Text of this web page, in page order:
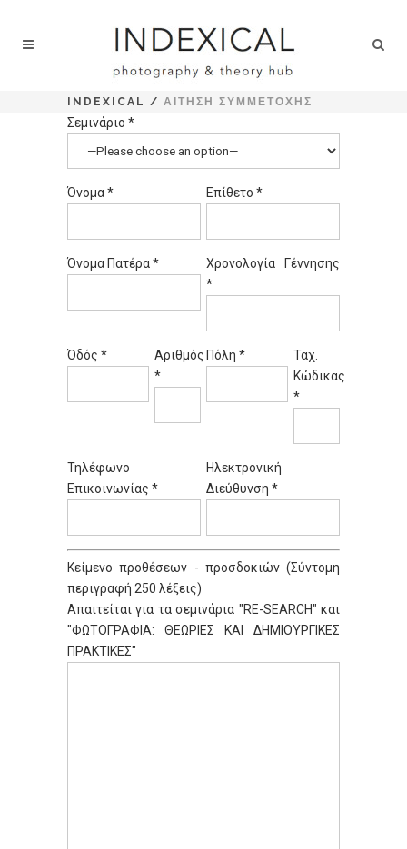
INDEXICAL / ΑΊΤΗΣΗ ΣΥΜΜΕΤΟΧΉΣ
Σεμινάριο *
Όνομα * Επίθετο *
Όνομα Πατέρα *
Χρονολογία Γέννησης
*
Όδός *
Αριθμός
*
Πόλη *
Ταχ.
Κώδικας
*
Τηλέφωνο
Επικοινωνίας *
Ηλεκτρονική
Διεύθυνση *
Κείμενο προθέσεων - προσδοκιών (Σύντομη
περιγραφή 250 λέξεις)
Απαιτείται για τα σεμινάρια "RE-SEARCH" και
"ΦΩΤΟΓΡΑΦΙΑ: ΘΕΩΡΙΕΣ ΚΑΙ ΔΗΜΙΟΥΡΓΙΚΕΣ
ΠΡΑΚΤΙΚΕΣ"